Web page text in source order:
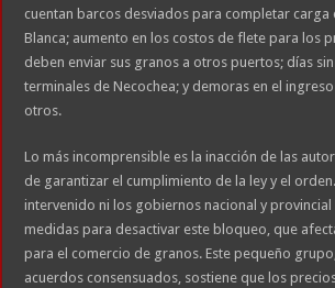
cuentan barcos desviados para completar carga
Blanca; aumento en los costos de flete para los
deben enviar sus granos a otros puertos; días
terminales de Necochea; y demoras en el
otros.
Lo más incomprensible es la inacción de las
de garantizar el cumplimiento de la ley y el
intervenido ni los gobiernos nacional y
medidas para desactivar este bloqueo, que
para el comercio de granos. Este pequeño
acuerdos consensuados, sostiene que los